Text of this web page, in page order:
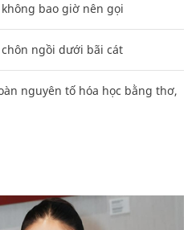
bao giờ nên gọi
ngồi dưới bãi cát
nguyên tố hóa học bằng thơ,